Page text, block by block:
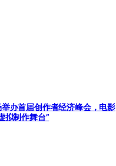
办首届创作者经济峰会，电影
拟制作舞台”